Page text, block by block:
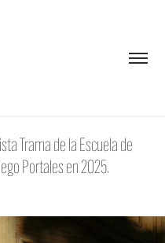
Trama de la Escuela de
Portales en 2025.